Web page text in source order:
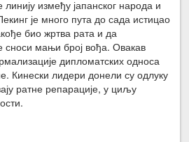
између јапанског народа и
је много пута до сада истицао
био жртва рата и да
сноси мањи број вођа. Овакав
дипломатских односа
Кинески лидери донели су одлуку
ратне репарације, у циљу